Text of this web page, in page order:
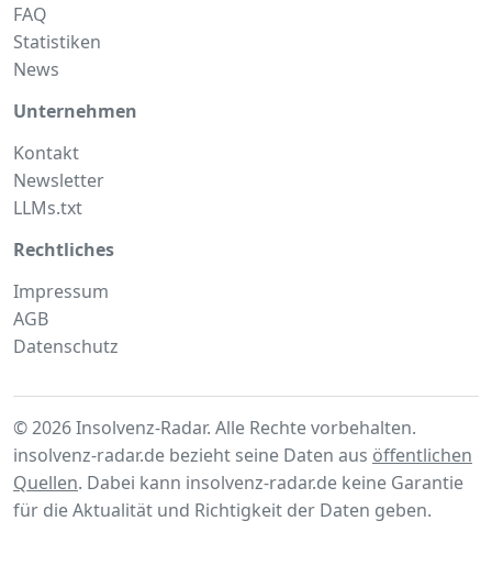
FAQ
Statistiken
News
Unternehmen
Kontakt
Newsletter
LLMs.txt
Rechtliches
Impressum
AGB
Datenschutz
© 2026 Insolvenz-Radar. Alle Rechte vorbehalten.
insolvenz-radar.de bezieht seine Daten aus öffentlichen
Quellen. Dabei kann insolvenz-radar.de keine Garantie
für die Aktualität und Richtigkeit der Daten geben.